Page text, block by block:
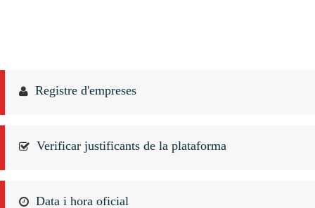
Registre d'empreses
Verificar justificants de la plataforma
Data i hora oficial